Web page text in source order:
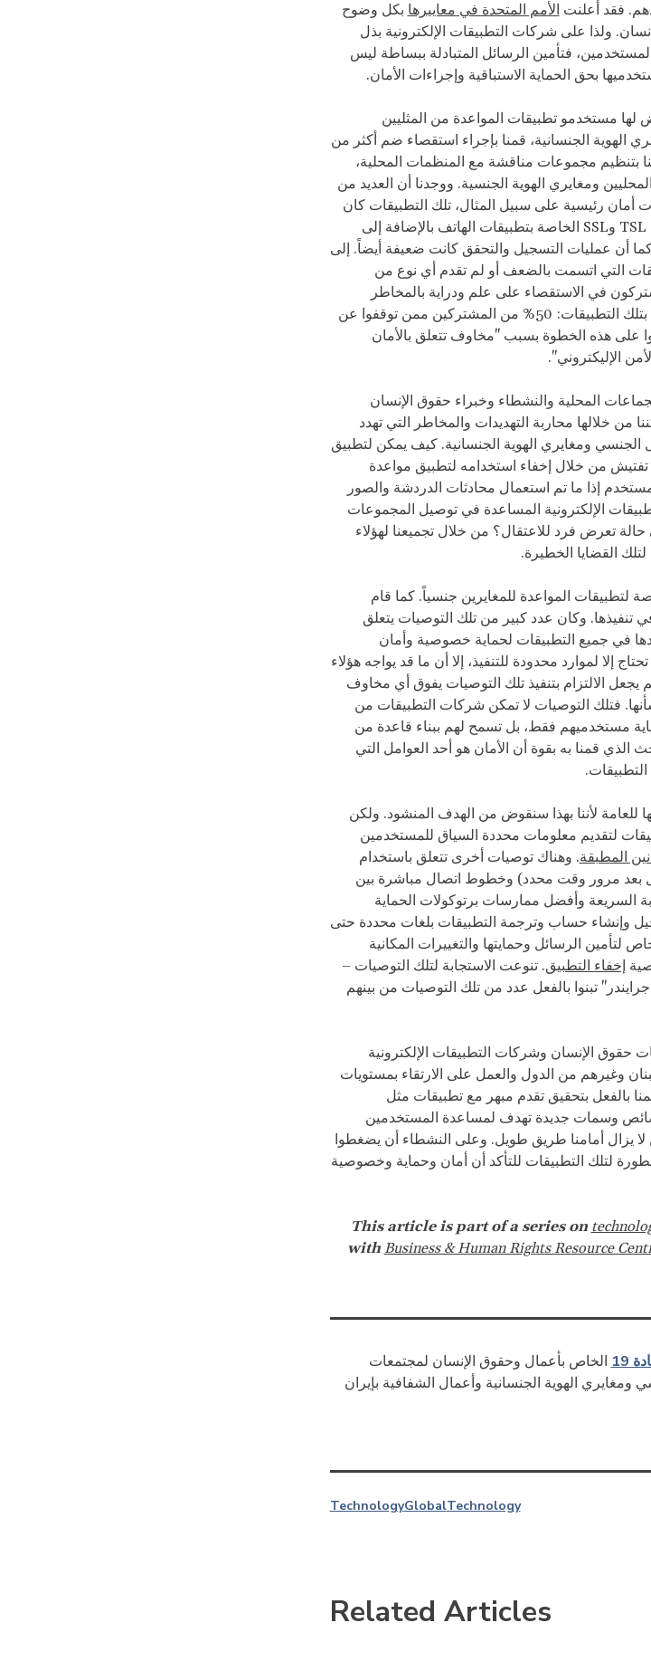
فقد أعلنت الأمم المتحدة في معاييرها بكل وضوح
ولذا على شركات التطبيقات الإلكترونية بذل
فتأمين الرسائل المتبادلة ببساطة ليس
بحق الحماية الاستباقية وإجراءات الأمان.
مستخدمو تطبيقات المواعدة من المثليين
الهوية الجنسانية، قمنا بإجراء استقصاء ضم أكثر من
بتنظيم مجموعات مناقشة مع المنظمات المحلية،
ومغايري الهوية الجنسية. ووجدنا أن العديد من
أمان رئيسية على سبيل المثال، تلك التطبيقات كان
TSL وSSL الخاصة بتطبيقات الهاتف بالإضافة إلى
كما أن عمليات التسجيل والتحقق كانت ضعيفة أيضاً. إلى
التي اتسمت بالضعف أو لم تقدم أي نوع من
في الاستقصاء على علم ودراية بالمخاطر
الناجمة عن ضعف وعيوب الأمان الخاصة بتلك التطبيقات: 50% من المشتركين ممن توقفوا عن
على هذه الخطوة بسبب "مخاوف تتعلق بالأمان
المحلية والنشطاء وخبراء حقوق الإنسان
من خلالها محاربة التهديدات والمخاطر التي تهدد
الجنسي ومغايري الهوية الجنسانية. كيف يمكن لتطبيق
من خلال إخفاء استخدامه لتطبيق مواعدة
إذا ما تم استعمال محادثات الدردشة والصور
الإلكترونية المساعدة في توصيل المجموعات
تعرض فرد للاعتقال؟ من خلال تجميعنا لهؤلاء
القضايا الخطيرة.
المواعدة للمغايرين جنسياً. كما قام
تنفيذها. وكان عدد كبير من تلك التوصيات يتعلق
في جميع التطبيقات لحماية خصوصية وأمان
إلا لموارد محدودة للتنفيذ، إلا أن ما قد يواجه هؤلاء
الالتزام بتنفيذ تلك التوصيات يفوق أي مخاوف
فتلك التوصيات لا تمكن شركات التطبيقات من
مستخدميهم فقط، بل تسمح لهم ببناء قاعدة من
الذي قمنا به بقوة أن الأمان هو أحد العوامل التي
للعامة لأننا بهذا سنقوض من الهدف المنشود. ولكن
لتقديم معلومات محددة السياق للمستخدمين
المطبقة. وهناك توصيات أخرى تتعلق باستخدام
بعد مرور وقت محدد) وخطوط اتصال مباشرة بين
السريعة وأفضل ممارسات برتوكولات الحماية
وإنشاء حساب وترجمة التطبيقات بلغات محددة حتى
الرسائل وحمايتها والتغييرات المكانية
إخفاء التطبيق. تنوعت الاستجابة لتلك التوصيات –
تبنوا بالفعل عدد من تلك التوصيات من بينهم
حقوق الإنسان وشركات التطبيقات الإلكترونية
وغيرهم من الدول والعمل على الارتقاء بمستويات
بالفعل بتحقيق تقدم مبهر مع تطبيقات مثل
وسمات جديدة تهدف لمساعدة المستخدمين
يزال أمامنا طريق طويل. وعلى النشطاء أن يضغطوا
لتلك التطبيقات للتأكد أن أمان وحماية وخصوصية
with Business & Human Rights Resource
19
الخاص بأعمال وحقوق الإنسان لمجتمعات
ومغايري الهوية الجنسانية وأعمال الشفافية بإيران
TechnologyGlobalTechnology
Related Articles